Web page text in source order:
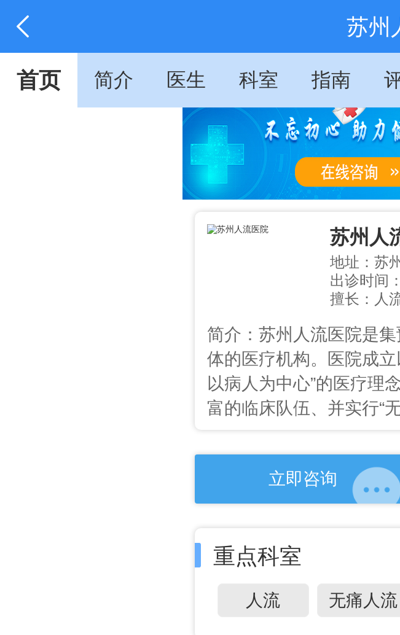
苏州
首页 简介 医生 科室 指南
苏州人
地址：苏
出诊时间
擅长：人
简介：苏州人流医院是
体的医疗机构。医院成立
以病人为中心”的医疗理
富的临床队伍、并实行“
立即咨询
重点科室
人流 无痛人流